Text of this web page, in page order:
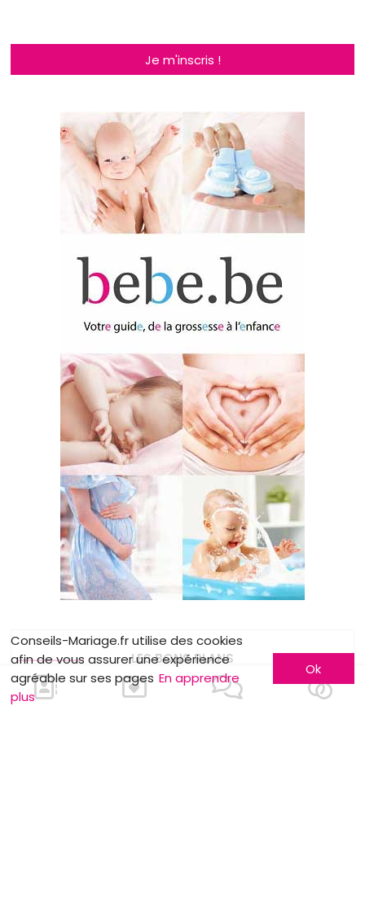
Je m'inscris !
LES BONS PLANS
Remise exceptionnelle sur vos faire-
Conseils-Mariage.fr utilise des cookies
afin de vous assurer une expérience
agréable sur ses pages En apprendre
plus
Ok